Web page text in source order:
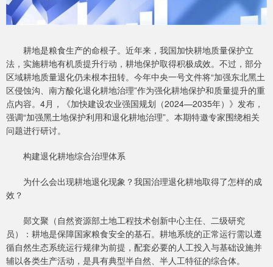
耕地是粮食生产的命根子。近年来，我国加快耕地质量保护立
法，实施耕地有机质提升行动，耕地保护取得积极成效。不过，部分
区域耕地质量退化仍未根本扭转。今年中央一号文件将“加强东北黑土
区侵蚀沟、南方酸化退化耕地治理”作为强化耕地保护和质量提升的重
点内容。4月，《加快建设农业强国规划（2024—2035年）》发布，
强调“加强黑土地保护利用和退化耕地治理”。本期特邀专家围绕相关
问题进行研讨。
构建退化耕地综合治理体系
为什么会出现耕地退化现象？我国治理退化耕地取得了怎样的成
效？
郧文聚（自然资源部土地工程技术创新中心主任、二级研究
员）：耕地是保障国家粮食安全的基石。耕地系统的正常运行需以遵
循自然生态系统运行规律为前提，配套必要的人工投入与基础设施并
辅以各类生产活动，是具有典型半自然、半人工特征的综合体。